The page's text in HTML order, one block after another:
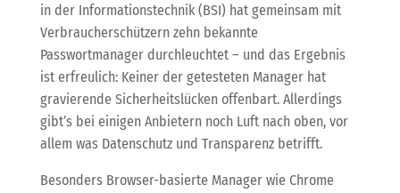
in der Informationstechnik (BSI) hat gemeinsam mit
Verbraucherschützern zehn bekannte
Passwortmanager durchleuchtet – und das Ergebnis
ist erfreulich: Keiner der getesteten Manager hat
gravierende Sicherheitslücken offenbart. Allerdings
gibt’s bei einigen Anbietern noch Luft nach oben, vor
allem was Datenschutz und Transparenz betrifft.
Besonders Browser-basierte Manager wie Chrome